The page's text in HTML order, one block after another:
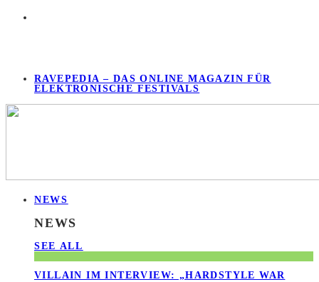
RAVEPEDIA – DAS ONLINE MAGAZIN FÜR
ELEKTRONISCHE FESTIVALS
NEWS
NEWS
SEE ALL
VILLAIN IM INTERVIEW: „HARDSTYLE WAR